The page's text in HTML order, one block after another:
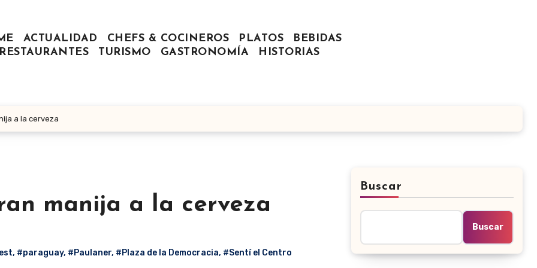
ACTUALIDAD CHEFS & COCINEROS PLATOS
BEBIDAS
RESTAURANTES
TURISMO GASTRONOMÍA HISTORIAS
a la cerveza
manija a la cerveza
, #paraguay, #Paulaner, #Plaza de la Democracia, #Sentí el Centro
Buscar
Buscar